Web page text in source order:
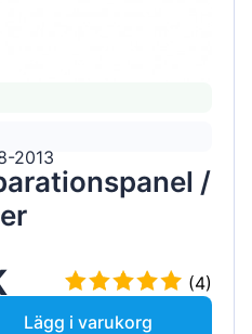
2013
/
(4)
Lägg i varukorg